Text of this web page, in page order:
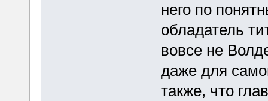
него по
обладатель
вовсе не
даже для
также, что